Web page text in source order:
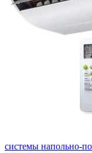
системы напольно-